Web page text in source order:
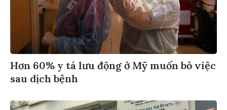
Hơn 60% y tá lưu động ở Mỹ muốn bỏ việc
sau dịch bệnh